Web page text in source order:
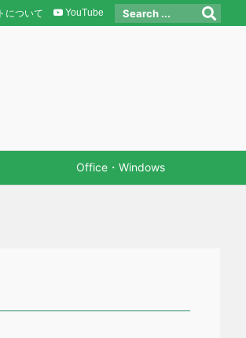
Office・Windows
について YouTube